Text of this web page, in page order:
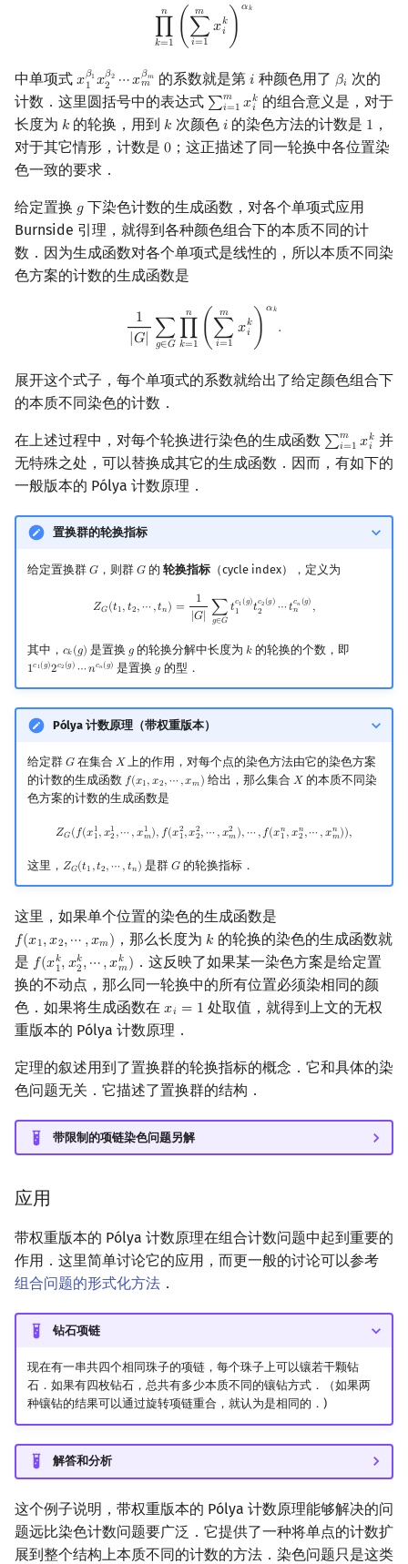
𝑛
∏
𝑘=1
(
𝑚
∑
𝑖=1
𝑥𝑘
𝑖 )
𝛼𝑘
k=1 n(∑i=1 xi k)α
中单项式 𝑥𝛽1
1 𝑥𝛽2
2 ⋯𝑥𝛽𝑚
𝑚
x1β1x2 β2⋯x mβm
的系数就是第𝑖
i 种颜色用了 𝛽𝑖
βi 次的
计数．这里圆括号中的表达式 ∑𝑚
𝑖=1 𝑥𝑘
𝑖
∑i=1mxi k的组合意义是，对于
长度为 𝑘
k 的轮换，用到 𝑘
k 次颜色 𝑖
i 的染色方法的计数是 1
1 ，
对于其它情形，计数是 0
0 ；这正描述了同一轮换中各位置染
色一致的要求．
给定置换 𝑔
g下染色计数的生成函数，对各个单项式应用
Burnside 引理，就得到各种颜色组合下的本质不同的计
数．因为生成函数对各个单项式是线性的，所以本质不同染
色方案的计数的生成函数是
1
|𝐺| ∑
𝑔∈𝐺
𝑛
∏
𝑘=1
(
𝑚
∑
𝑖=1
𝑥𝑘
𝑖 )
𝛼𝑘
.
|∑ ∈G ∏k=1 n(∑i= x k)
展开这个式子，每个单项式的系数就给出了给定颜色组合下
的本质不同染色的计数．
在上述过程中，对每个轮换进行染色的生成函数 ∑𝑚
𝑖=1 𝑥𝑘
𝑖
∑i=1mxi k并
无特殊之处，可以替换成其它的生成函数．因而，有如下的
一般版本的 Pólya 计数原理．
置换群的轮换指标
给定置换群 𝐺
G，则群 𝐺
G的 轮换指标（cycle index），定义为
𝑍𝐺(𝑡1,𝑡2,⋯ ,𝑡𝑛) =
1
|𝐺| ∑
𝑔∈𝐺
𝑡𝑐1 (𝑔)
1 𝑡𝑐2 (𝑔)
2 ⋯𝑡𝑐𝑛 (𝑔)
𝑛 ,
(t1 t 2 ⋯ 1 G ∈G t1c1 g) t2 c2(g) tn cn
其中， 𝑐𝑘(𝑔)
ck(g) 是置换 𝑔
g的轮换分解中长度为 𝑘
k的轮换的个数，即
1𝑐1(𝑔)2𝑐2 (𝑔) ⋯𝑛𝑐𝑛(𝑔)
1c1(g)2c2( g) ⋯ncn(g)
是置换 𝑔
g 的型．
Pólya 计数原理（带权重版本）
给定群 𝐺
G在集合 𝑋
X 上的作用，对每个点的染色方法由它的染色方案
的计数的生成函数 𝑓(𝑥1,𝑥2,⋯ ,𝑥𝑚)
f(x1,x 2,⋯,x m) 给出，那么集合 𝑋
X 的本质不同染
色方案的计数的生成函数是
𝑍𝐺(𝑓(𝑥1
1,𝑥1
2 ,⋯ ,𝑥1
𝑚),𝑓(𝑥2
1,𝑥2
2,⋯ ,𝑥2
𝑚),⋯ ,𝑓(𝑥𝑛
1 ,𝑥𝑛
2 ,⋯ ,𝑥𝑛
𝑚)),
ZG(f( x11,x 21, ⋯, m1 ), (x12, 22 ⋯ m 2) ⋯ (x1n, x2n ⋯ xm n)
这里， 𝑍𝐺(𝑡1 ,𝑡2,⋯ ,𝑡𝑛)
ZG(t1, t2,⋯, tn) 是群 𝐺
G的轮换指标．
这里，如果单个位置的染色的生成函数是
𝑓(𝑥1,𝑥2,⋯ ,𝑥𝑚)
f(x1,x2,⋯,x m) ，那么长度为 𝑘
k 的轮换的染色的生成函数就
是 𝑓(𝑥𝑘
1,𝑥𝑘
2,⋯,𝑥𝑘
𝑚)
f(x1k, x2k ,⋯,xmk )．这反映了如果某一染色方案是给定置
换的不动点，那么同一轮换中的所有位置必须染相同的颜
色．如果将生成函数在 𝑥𝑖 = 1
xi=1
处取值，就得到上文的无权
重版本的 Pólya 计数原理．
定理的叙述用到了置换群的轮换指标的概念．它和具体的染
色问题无关．它描述了置换群的结构．
带限制的项链染色问题另解
应用
带权重版本的 Pólya 计数原理在组合计数问题中起到重要的
作用．这里简单讨论它的应用，而更一般的讨论可以参考
组合问题的形式化方法 ．
钻石项链
现在有一串共四个相同珠子的项链，每个珠子上可以镶若干颗钻
石．如果有四枚钻石，总共有多少本质不同的镶钻方式．（如果两
种镶钻的结果可以通过旋转项链重合，就认为是相同的．)
解答和分析
这个例子说明，带权重版本的 Pólya 计数原理能够解决的问
题远比染色计数问题要广泛．它提供了一种将单点的计数扩
展到整个结构上本质不同的计数的方法．染色问题只是这类